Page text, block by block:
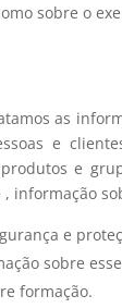
sobre o
as
e clientes
e
, informação
e
sobre
formação.